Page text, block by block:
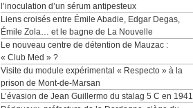
l’inoculation d’un sérum antipesteux
Liens croisés entre Émile Abadie, Edgar Degas,
Émile Zola… et le bagne de La Nouvelle
Le nouveau centre de détention de Mauzac :
« Club Med » ?
Visite du module expérimental « Respecto » à la
prison de Mont-de-Marsan
L’évasion de Jean Guillermo du stalag 5 C en 1941